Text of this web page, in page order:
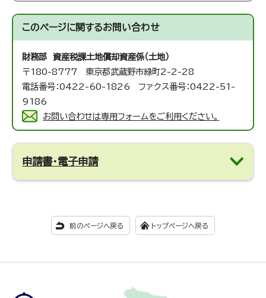
このページに関するお問い合わせ
財務部 資産税課土地償却資産係（土地）
〒180-8777 東京都武蔵野市緑町2-2-28
電話番号：0422-60-1826 ファクス番号：0422-51-
9186
お問い合わせは専用フォームをご利用ください。
申請書・電子申請
前のページへ戻る トップページへ戻る